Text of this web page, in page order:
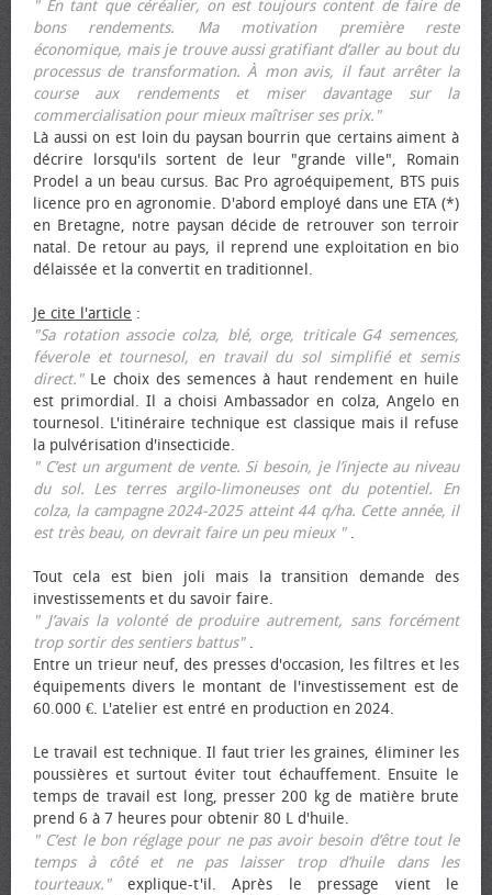
" En tant que céréalier, on est toujours content de faire de
bons rendements. Ma motivation première reste
économique, mais je trouve aussi gratifiant d’aller au bout du
processus de transformation. À mon avis, il faut arrêter la
course aux rendements et miser davantage sur la
commercialisation pour mieux maîtriser ses prix."
Là aussi on est loin du paysan bourrin que certains aiment à
décrire lorsqu'ils sortent de leur "grande ville", Romain
Prodel a un beau cursus. Bac Pro agroéquipement, BTS puis
licence pro en agronomie. D'abord employé dans une ETA (*)
en Bretagne, notre paysan décide de retrouver son terroir
natal. De retour au pays, il reprend une exploitation en bio
délaissée et la convertit en traditionnel.
Je cite l'article :
"Sa rotation associe colza, blé, orge, triticale G4 semences,
féverole et tournesol, en travail du sol simplifié et semis
direct."Le choix des semences à haut rendement en huile
est primordial. Il a choisi Ambassador en colza, Angelo en
tournesol. L'itinéraire technique est classique mais il refuse
la pulvérisation d'insecticide.
" C’est un argument de vente. Si besoin, je l’injecte au niveau
du sol. Les terres argilo-limoneuses ont du potentiel. En
colza, la campagne 2024-2025 atteint 44 q/ha. Cette année, il
est très beau, on devrait faire un peu mieux ".
Tout cela est bien joli mais la transition demande des
investissements et du savoir faire.
" J’avais la volonté de produire autrement, sans forcément
trop sortir des sentiers battus".
Entre un trieur neuf, des presses d'occasion, les filtres et les
équipements divers le montant de l'investissement est de
60.000 €. L'atelier est entré en production en 2024.
Le travail est technique. Il faut trier les graines, éliminer les
poussières et surtout éviter tout échauffement. Ensuite le
temps de travail est long, presser 200 kg de matière brute
prend 6 à 7 heures pour obtenir 80 L d'huile.
" C’est le bon réglage pour ne pas avoir besoin d’être tout le
temps à côté et ne pas laisser trop d’huile dans les
tourteaux."explique-t'il. Après le pressage vient le